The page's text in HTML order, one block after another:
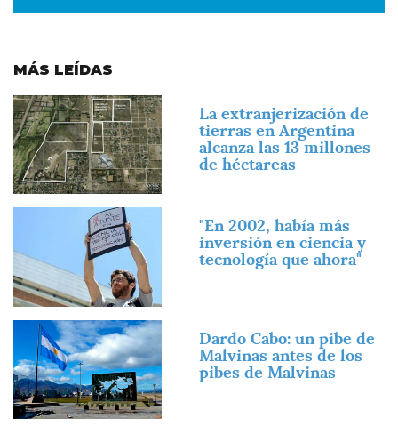
MÁS LEÍDAS
Imagen
La extranjerización de
tierras en Argentina
alcanza las 13 millones
de héctareas
"En 2002, había más
inversión en ciencia y
tecnología que ahora"
Imagen
Dardo Cabo: un pibe de
Malvinas antes de los
pibes de Malvinas